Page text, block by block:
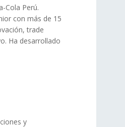
Cola Perú.
con más de 15
trade
Ha desarrollado
y